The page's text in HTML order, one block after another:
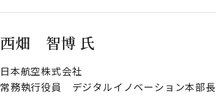
西畑 智博 氏
日本航空株式会社
常務執行役員 デジタルイノベーション本部長